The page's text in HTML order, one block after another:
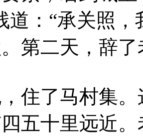
道：“承关照
第二天，辞
了马村集。
五十里远近